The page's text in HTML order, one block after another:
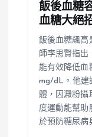
飯後血糖
血糖大絕
飯後血糖飆高
師李思賢指出
能有效降低血
mg/dL。他建
體，因澱粉攝
度運動能幫助
於預防糖尿病